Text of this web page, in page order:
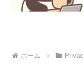
ホーム